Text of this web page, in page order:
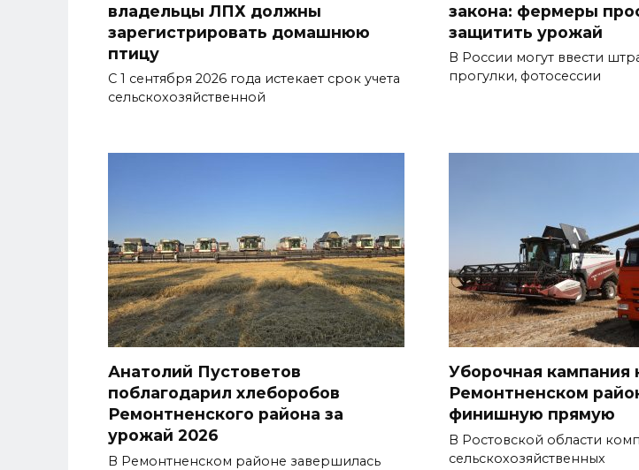
владельцы ЛПХ должны
зарегистрировать домашнюю
птицу
С 1 сентября 2026 года истекает срок учета
сельскохозяйственной
закона: фермеры
защитить урожай
В России могут ввести
прогулки, фотосессии
Анатолий Пустоветов
поблагодарил хлеборобов
Ремонтненского района за
урожай 2026
В Ремонтненском районе завершилась
Уборочная кампания
Ремонтненском
финишную прямую
В Ростовской области
сельскохозяйственных